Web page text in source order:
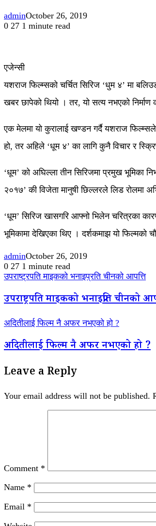
adminOctober 26, 2019
0 27 1 minute read
एजेन्सी
यशराज फिल्म्सको चर्चित सिरिज ‘धुम ४’ मा
खबर छापेको थियो । तर, यो सत्य नभएको
एक मेलमा यो कुरालाई खण्डन गर्दै यशराज
हो, तर अहिले ‘धूम ४’ का लागि कुनै विचार र
‘धूम’ को अघिल्ला तीन सिरिजमा प्रमुख भूमिका
२०१७’ की विजेता मानुषी छिल्लरले लिड रोलमा
‘धूम’ सिरिज खासगरि आफ्नो भिलेन चरित्रका
भूमिकामा देखिएका थिए । दर्शकमाझ यो फिल्मको
adminOctober 26, 2019
0 27 1 minute read
उपराष्ट्रपति माइकको भनाइप्रति चीनको आपत्ति
उपराष्ट्रपति माइकको भनाइप्रति चीनको
अदितीलाई फिल्म नै अफर नभएको हो ?
अदितीलाई फिल्म नै अफर नभएको हो ?
Leave a Reply
Your email address will not be published.
Comment *
Name *
Email *